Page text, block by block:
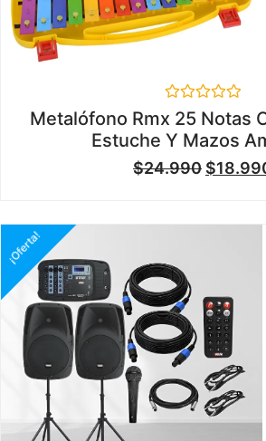
Valorado
en
0
5
Metalófono Rmx 25 Notas
Estuche Y Mazos
$24.990 $
¡Oferta!